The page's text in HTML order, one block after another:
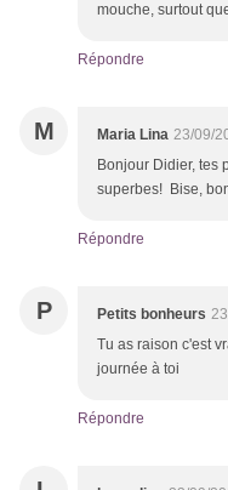
mouche, surtout
Répondre
M Maria Lina 23/09/
Bonjour Didier, tes
superbes! Bise,
Répondre
P Petits bonheurs
Tu as raison c'est
journée à toi
Répondre